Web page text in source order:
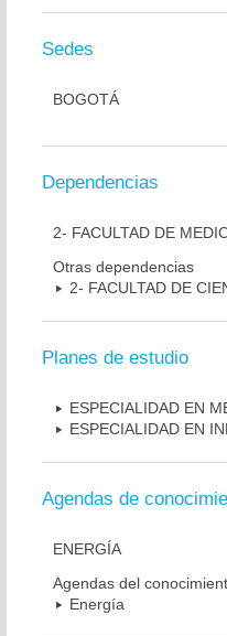
Sedes
BOGOTÁ
Dependencias
2- FACULTAD DE
Otras dependencias
2- FACULTAD DE
Planes de estudio
ESPECIALIDAD EN
ESPECIALIDAD EN
Agendas de
ENERGÍA
Agendas del
Energía